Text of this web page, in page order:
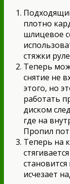
плотно
шлицевое
стяжки
Теперь
снятие не
этого, но
работать
диском
где на
Пропил
Теперь на
исчезает